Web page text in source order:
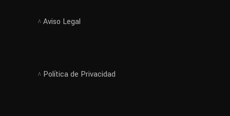
Aviso Legal
Política de Privacidad